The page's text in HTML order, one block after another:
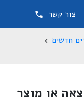
צור קשר
חדשים
או מוצר